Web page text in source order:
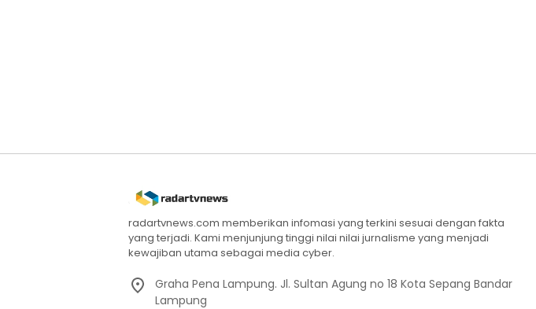
radartvnews.com memberikan infomasi yang terkini sesuai dengan fakta
yang terjadi. Kami menjunjung tinggi nilai nilai jurnalisme yang menjadi
kewajiban utama sebagai media cyber.
Graha Pena Lampung. Jl. Sultan Agung no 18 Kota Sepang Bandar
Lampung